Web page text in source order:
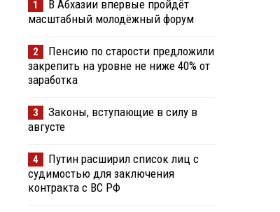
1
В Абхазии впервые пройдёт
масштабный молодёжный форум
2
Пенсию по старости предложили
закрепить на уровне не ниже 40% от
заработка
3
Законы, вступающие в силу в
августе
4
Путин расширил список лиц с
судимостью для заключения
контракта с ВС РФ